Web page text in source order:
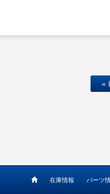
«
在庫情報 パーツ